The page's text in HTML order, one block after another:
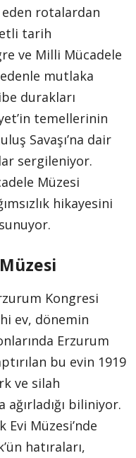
rotalardan
tarih
ve Milli Mücadele
mutlaka
durakları
temellerinin
Savaşı’na dair
sergileniyor.
Müzesi
hikayesini
Kongresi
ev, dönemin
Erzurum
bu evin 1919
ve silah
ağırladığı biliniyor.
Müzesi’nde
hatıraları,